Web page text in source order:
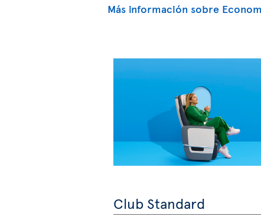
Más información sobre
Club Standard